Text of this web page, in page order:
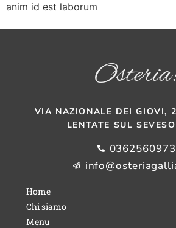
anim id est laborum
VIA NAZIONALE DEI GIOVI,
LENTATE SUL
0362560973
Home
Chi siamo
Menu